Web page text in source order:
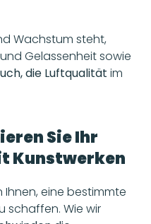
Wachstum steht,
Gelassenheit sowie
die Luftqualität im
Sie Ihr
Kunstwerken
Ihnen, eine bestimmte